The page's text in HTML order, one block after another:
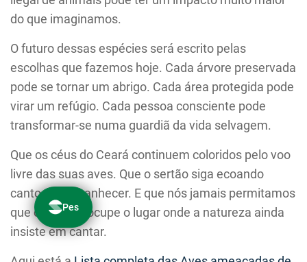
do que imaginamos.
O futuro dessas espécies será escrito pelas
escolhas que fazemos hoje. Cada árvore preservada
pode se tornar um abrigo. Cada área protegida pode
virar um refúgio. Cada pessoa consciente pode
transformar-se numa guardiã da vida selvagem.
Que os céus do Ceará continuem coloridos pelo voo
livre das suas aves. Que o sertão siga ecoando
cantos ao amanhecer. E que nós jamais permitamos
que o silêncio ocupe o lugar onde a natureza ainda
insiste em cantar.